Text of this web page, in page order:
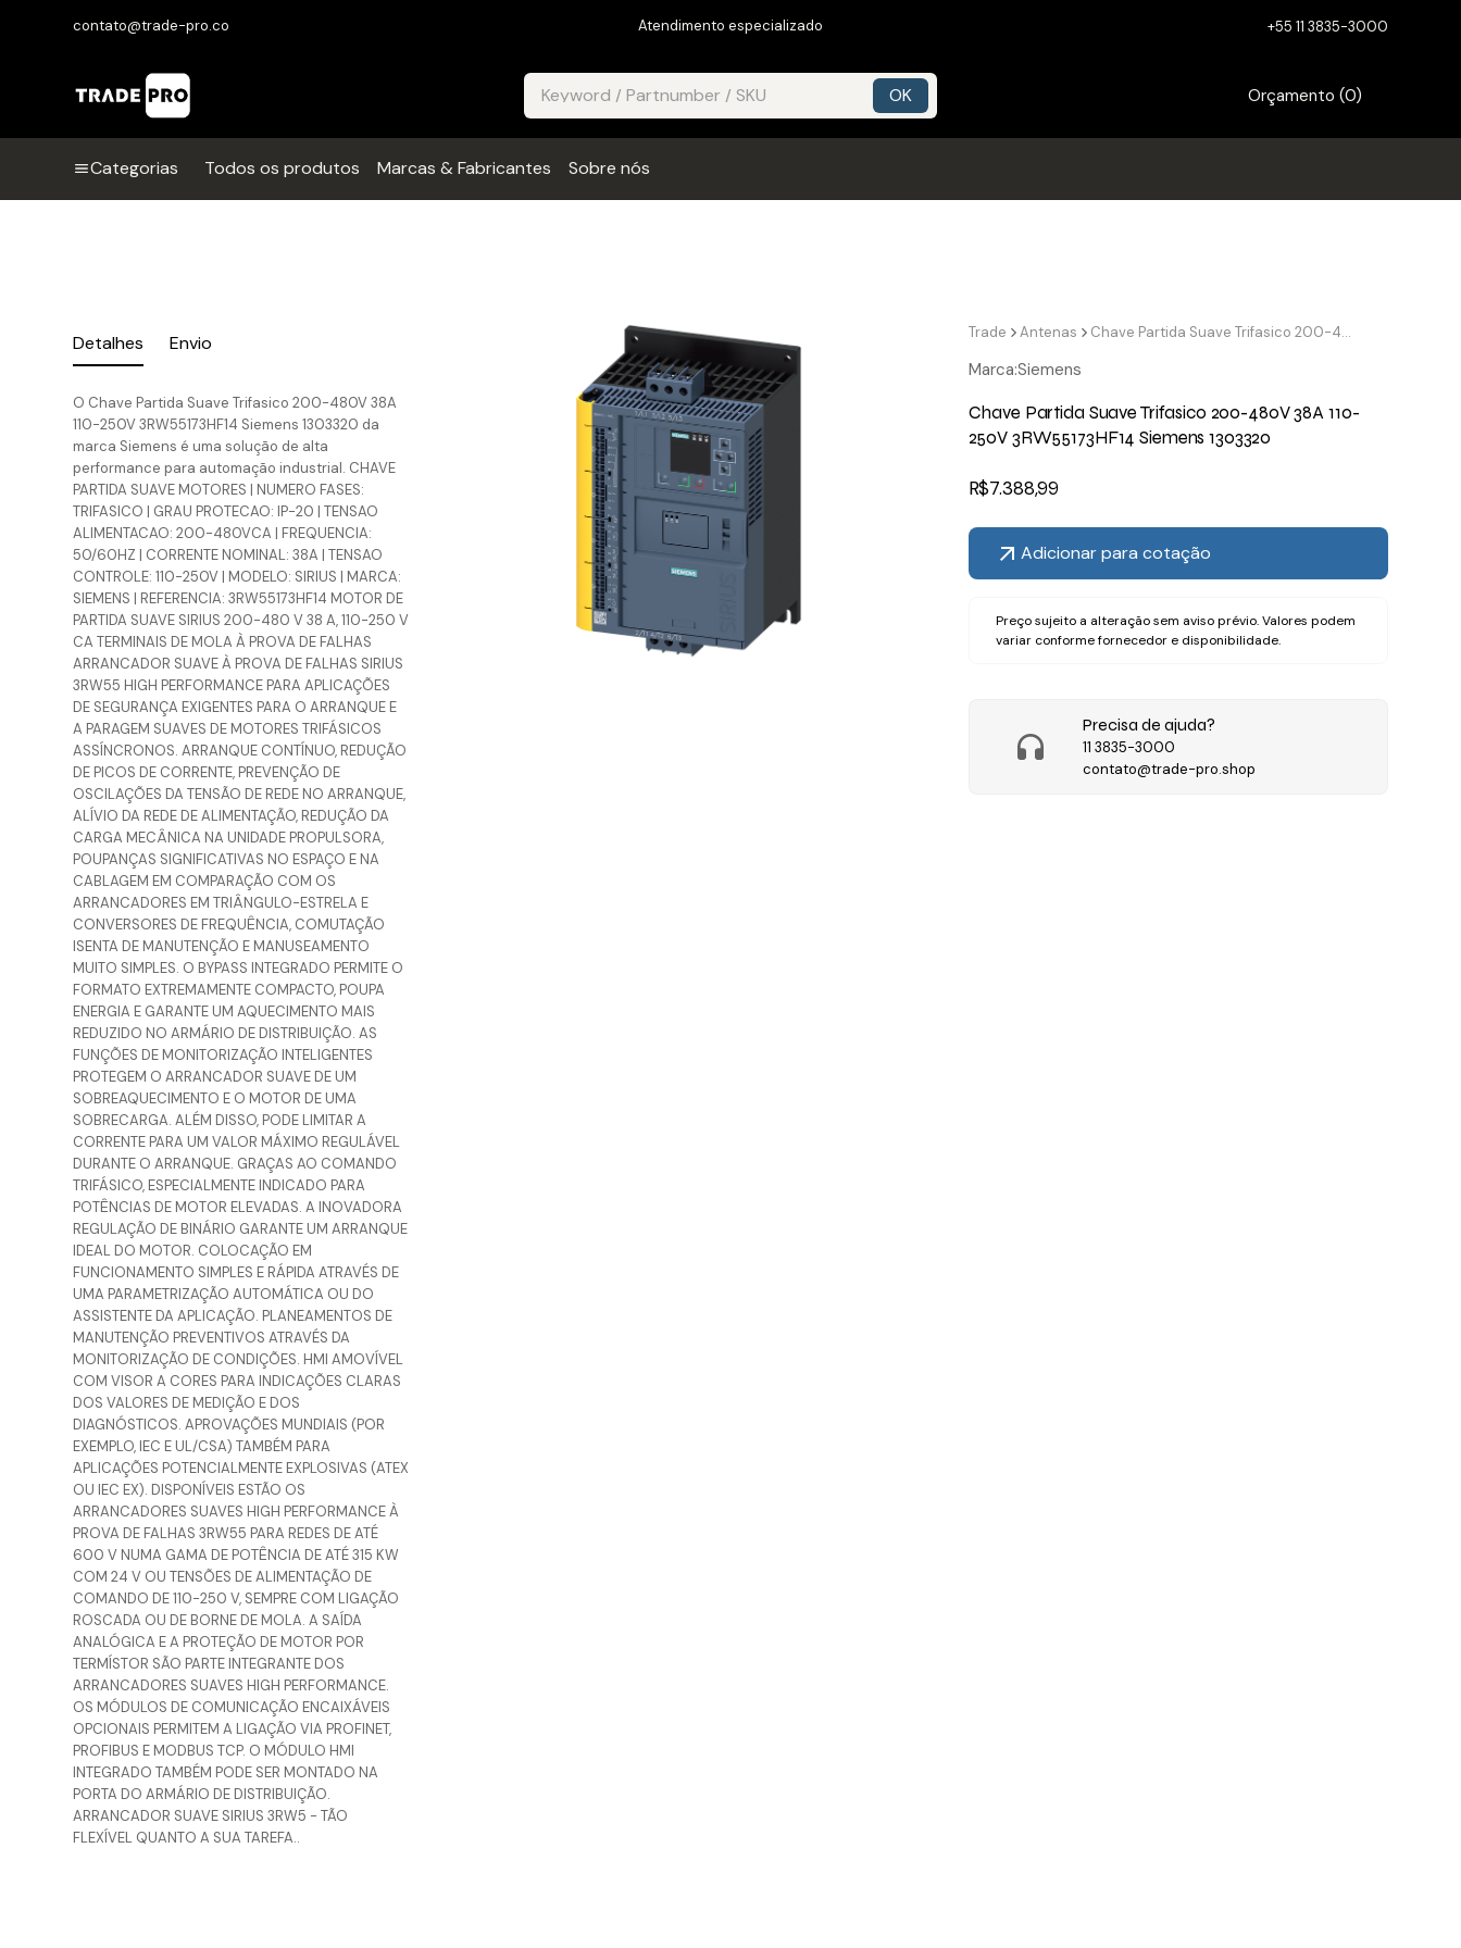
contato@trade-pro.co Atendimento especializado +55 11 3835-3000
Orçamento (0)
Categorias Todos os produtos Marcas & Fabricantes Sobre nós
Detalhes Envio
O Chave Partida Suave Trifasico 200-480V 38A
110-250V 3RW55173HF14 Siemens 1303320 da
marca Siemens é uma solução de alta
performance para automação industrial. CHAVE
PARTIDA SUAVE MOTORES | NUMERO FASES:
TRIFASICO | GRAU PROTECAO: IP-20 | TENSAO
ALIMENTACAO: 200-480VCA | FREQUENCIA:
50/60HZ | CORRENTE NOMINAL: 38A | TENSAO
CONTROLE: 110-250V | MODELO: SIRIUS | MARCA:
SIEMENS | REFERENCIA: 3RW55173HF14 MOTOR DE
PARTIDA SUAVE SIRIUS 200-480 V 38 A, 110-250 V
CA TERMINAIS DE MOLA À PROVA DE FALHAS
ARRANCADOR SUAVE À PROVA DE FALHAS SIRIUS
3RW55 HIGH PERFORMANCE PARA APLICAÇÕES
DE SEGURANÇA EXIGENTES PARA O ARRANQUE E
A PARAGEM SUAVES DE MOTORES TRIFÁSICOS
ASSÍNCRONOS. ARRANQUE CONTÍNUO, REDUÇÃO
DE PICOS DE CORRENTE, PREVENÇÃO DE
OSCILAÇÕES DA TENSÃO DE REDE NO ARRANQUE,
ALÍVIO DA REDE DE ALIMENTAÇÃO, REDUÇÃO DA
CARGA MECÂNICA NA UNIDADE PROPULSORA,
POUPANÇAS SIGNIFICATIVAS NO ESPAÇO E NA
CABLAGEM EM COMPARAÇÃO COM OS
ARRANCADORES EM TRIÂNGULO-ESTRELA E
CONVERSORES DE FREQUÊNCIA, COMUTAÇÃO
ISENTA DE MANUTENÇÃO E MANUSEAMENTO
MUITO SIMPLES. O BYPASS INTEGRADO PERMITE O
FORMATO EXTREMAMENTE COMPACTO, POUPA
ENERGIA E GARANTE UM AQUECIMENTO MAIS
REDUZIDO NO ARMÁRIO DE DISTRIBUIÇÃO. AS
FUNÇÕES DE MONITORIZAÇÃO INTELIGENTES
PROTEGEM O ARRANCADOR SUAVE DE UM
SOBREAQUECIMENTO E O MOTOR DE UMA
SOBRECARGA. ALÉM DISSO, PODE LIMITAR A
CORRENTE PARA UM VALOR MÁXIMO REGULÁVEL
DURANTE O ARRANQUE. GRAÇAS AO COMANDO
TRIFÁSICO, ESPECIALMENTE INDICADO PARA
POTÊNCIAS DE MOTOR ELEVADAS. A INOVADORA
REGULAÇÃO DE BINÁRIO GARANTE UM ARRANQUE
IDEAL DO MOTOR. COLOCAÇÃO EM
FUNCIONAMENTO SIMPLES E RÁPIDA ATRAVÉS DE
UMA PARAMETRIZAÇÃO AUTOMÁTICA OU DO
ASSISTENTE DA APLICAÇÃO. PLANEAMENTOS DE
MANUTENÇÃO PREVENTIVOS ATRAVÉS DA
MONITORIZAÇÃO DE CONDIÇÕES. HMI AMOVÍVEL
COM VISOR A CORES PARA INDICAÇÕES CLARAS
DOS VALORES DE MEDIÇÃO E DOS
DIAGNÓSTICOS. APROVAÇÕES MUNDIAIS (POR
EXEMPLO, IEC E UL/CSA) TAMBÉM PARA
APLICAÇÕES POTENCIALMENTE EXPLOSIVAS (ATEX
OU IEC EX). DISPONÍVEIS ESTÃO OS
ARRANCADORES SUAVES HIGH PERFORMANCE À
PROVA DE FALHAS 3RW55 PARA REDES DE ATÉ
600 V NUMA GAMA DE POTÊNCIA DE ATÉ 315 KW
COM 24 V OU TENSÕES DE ALIMENTAÇÃO DE
COMANDO DE 110-250 V, SEMPRE COM LIGAÇÃO
ROSCADA OU DE BORNE DE MOLA. A SAÍDA
ANALÓGICA E A PROTEÇÃO DE MOTOR POR
TERMÍSTOR SÃO PARTE INTEGRANTE DOS
ARRANCADORES SUAVES HIGH PERFORMANCE.
OS MÓDULOS DE COMUNICAÇÃO ENCAIXÁVEIS
OPCIONAIS PERMITEM A LIGAÇÃO VIA PROFINET,
PROFIBUS E MODBUS TCP. O MÓDULO HMI
INTEGRADO TAMBÉM PODE SER MONTADO NA
PORTA DO ARMÁRIO DE DISTRIBUIÇÃO.
ARRANCADOR SUAVE SIRIUS 3RW5 - TÃO
FLEXÍVEL QUANTO A SUA TAREFA..
Trade Antenas Chave Partida Suave Trifasico 200-480V 38A 110-250V 3RW55173HF14 Siemens 1303320
Marca:Siemens
Chave Partida Suave Trifasico 200-480V 38A 110-
250V 3RW55173HF14 Siemens 1303320
R$7.388,99
Adicionar para cotação
Preço sujeito a alteração sem aviso prévio. Valores podem
variar conforme fornecedor e disponibilidade.
Precisa de ajuda?
11 3835-3000
contato@trade-pro.shop